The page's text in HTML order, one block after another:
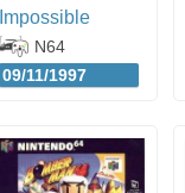
Impossible
N64
09/11/1997